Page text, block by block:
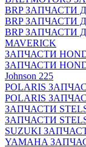
BRP ЗАПЧАСТИ
BRP ЗАПЧАСТИ
BRP ЗАПЧАСТИ
MAVERICK
ЗАПЧАСТИ
ЗАПЧАСТИ
Johnson 225
POLARIS
POLARIS
ЗАПЧАСТИ
ЗАПЧАСТИ
SUZUKI
YAMAHA